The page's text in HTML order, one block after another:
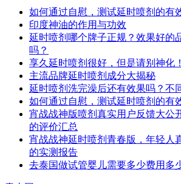
如何通过自慰，测试延时喷剂的有
印度神油的作用与功效
延时喷剂哪个牌子正规？效果好的
吗？
享久延时喷剂很好，但是请别神化
主流品牌延时喷剂成分大揭秘
延时喷剂洗完澡后还有效果吗？不
如何通过自慰，测试延时喷剂的有
宵战战神版喷剂真实用户反馈大公
的评价汇总
宵战战神延时喷剂青春版，年轻人
的实测报告
去泰国做试管婴儿需要多少费用多